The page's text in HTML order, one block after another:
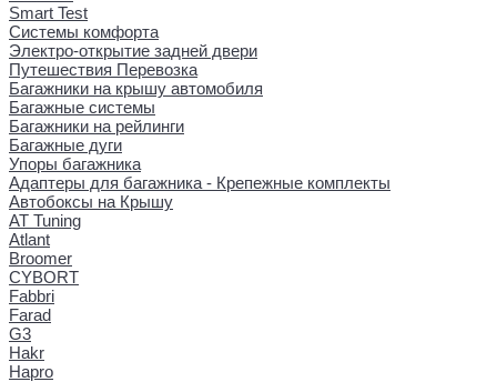
Smart Test
Системы комфорта
Электро-открытие задней двери
Путешествия Перевозка
Багажники на крышу автомобиля
Багажные системы
Багажники на рейлинги
Багажные дуги
Упоры багажника
Адаптеры для багажника - Крепежные комплекты
Автобоксы на Крышу
AT Tuning
Atlant
Broomer
CYBORT
Fabbri
Farad
G3
Hakr
Hapro